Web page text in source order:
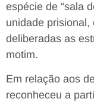
espécie de “sala
unidade
deliberadas as
motim.
Em relação aos
reconheceu a